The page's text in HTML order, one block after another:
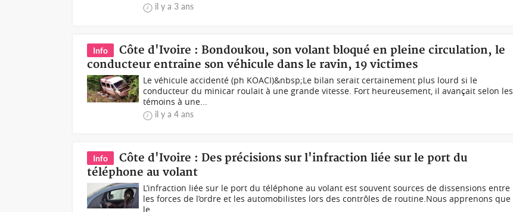
il y a 3 ans
Info
Côte d'Ivoire : Bondoukou, son volant bloqué en pleine circulation, le
conducteur entraine son véhicule dans le ravin, 19 victimes
Le véhicule accidenté (ph KOACI)&nbsp;Le bilan serait certainement plus lourd si le
conducteur du minicar roulait à une grande vitesse. Fort heureusement, il avançait selon les
témoins à une...
il y a 4 ans
Info
Côte d'Ivoire : Des précisions sur l'infraction liée sur le port du
téléphone au volant
L’infraction liée sur le port du téléphone au volant est souvent sources de dissensions entre
les forces de l’ordre et les automobilistes lors des contrôles de routine.Nous apprenons que
le...